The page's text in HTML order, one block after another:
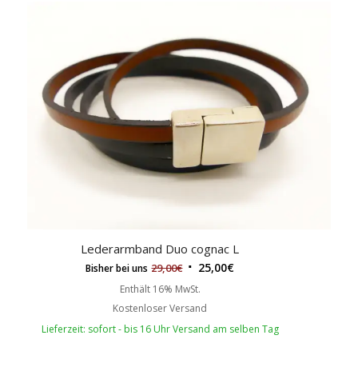
Lederarmband Duo cognac L
Bisher bei uns 29,00€ 25,00€
Enthält 16% MwSt.
Kostenloser Versand
Lieferzeit: sofort - bis 16 Uhr Versand am selben Tag